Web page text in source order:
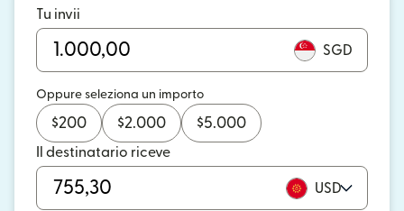
Tu invii
SGD
Oppure seleziona un importo
$200 $2.000 $5.000
Il destinatario riceve
USD